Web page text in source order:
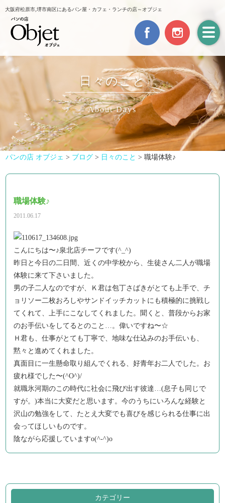
大阪府松原市,堺市南区にあるパン屋・カフェ・ランチの店～オブジェ
日々のこと
About Days
パンの店 オブジェ > ブログ > 日々のこと >職場体験♪
職場体験♪
2011.06.17
こんにちは〜♪泉北店チーフです(^_^)
昨日と今日の二日間、近くの中学校から、生徒さん二人が職場
体験に来て下さいました。
男の子二人なのですが、Ｋ君は包丁さばきがとても上手で、チ
ョリソー二枚おろしやサンドイッチカットにも積極的に挑戦し
てくれて、上手にこなしてくれました。聞くと、普段からお家
のお手伝いをしてるとのこと…。偉いですね〜☆
Ｈ君も、仕事がとても丁寧で、地味な仕込みのお手伝いも、
黙々と進めてくれました。
真面目に一生懸命取り組んでくれる、好青年お二人でした。お
疲れ様でした〜(^O^)/
就職氷河期のこの時代に社会に飛び出す彼達…(息子も同じで
すが。)本当に大変だと思います。今のうちにいろんな経験と
沢山の勉強をして、たとえ大変でも喜びを感じられる仕事に出
会ってほしいものです。
陰ながら応援していますo(^-^)o
カテゴリー